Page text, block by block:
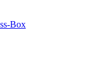
Box